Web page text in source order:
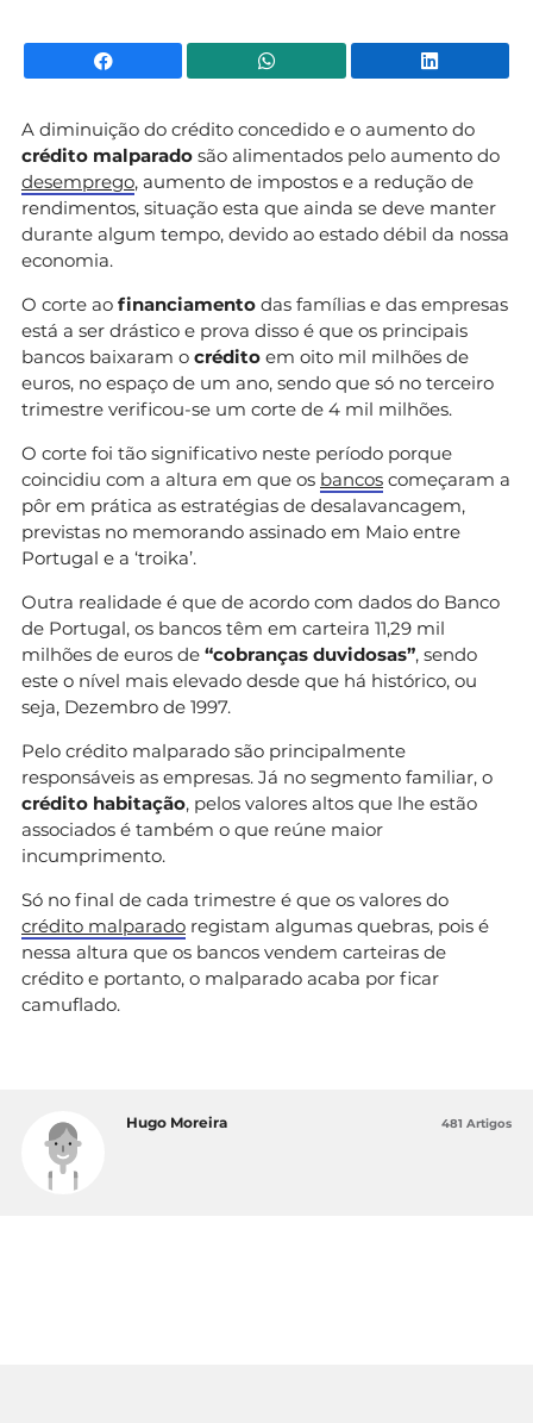
Facebook WhatsApp
A diminuição do crédito concedido e o aumento do
crédito malparado são alimentados pelo aumento do
desemprego, aumento de impostos e a redução de
rendimentos, situação esta que ainda se deve manter
durante algum tempo, devido ao estado débil da nossa
economia.
O corte ao financiamento das famílias e das empresas
está a ser drástico e prova disso é que os principais
bancos baixaram o crédito em oito mil milhões de
euros, no espaço de um ano, sendo que só no terceiro
trimestre verificou-se um corte de 4 mil milhões.
O corte foi tão significativo neste período porque
coincidiu com a altura em que os bancos começaram a
pôr em prática as estratégias de desalavancagem,
previstas no memorando assinado em Maio entre
Portugal e a ‘troika’.
Outra realidade é que de acordo com dados do Banco
de Portugal, os bancos têm em carteira 11,29 mil
milhões de euros de “cobranças duvidosas”, sendo
este o nível mais elevado desde que há histórico, ou
seja, Dezembro de 1997.
Pelo crédito malparado são principalmente
responsáveis as empresas. Já no segmento familiar, o
crédito habitação, pelos valores altos que lhe estão
associados é também o que reúne maior
incumprimento.
Só no final de cada trimestre é que os valores do
crédito malparado registam algumas quebras, pois é
nessa altura que os bancos vendem carteiras de
crédito e portanto, o malparado acaba por ficar
camuflado.
Hugo Moreira 481 Artigos